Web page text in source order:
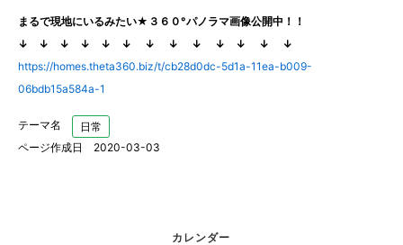
まるで現地にいるみたい★３６０°パノラマ画像公開中！！
↓ ↓ ↓ ↓ ↓ ↓ ↓ ↓ ↓ ↓ ↓ ↓ ↓
https://homes.theta360.biz/t/cb28d0dc-5d1a-11ea-b009-
06bdb15a584a-1
テーマ名
日常
ページ作成日 2020-03-03
カレンダー